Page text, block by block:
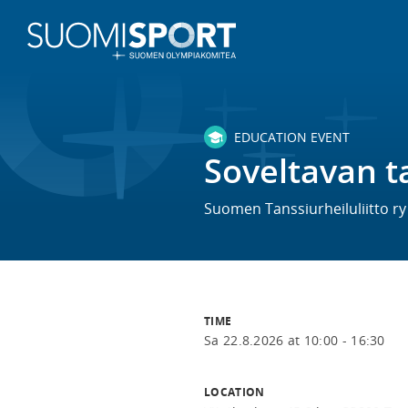
EDUCATION EVENT
Soveltavan
Suomen Tanssiurheiluliitto ry
TIME
Sa 22.8.2026 at 10:00 - 16:30
LOCATION